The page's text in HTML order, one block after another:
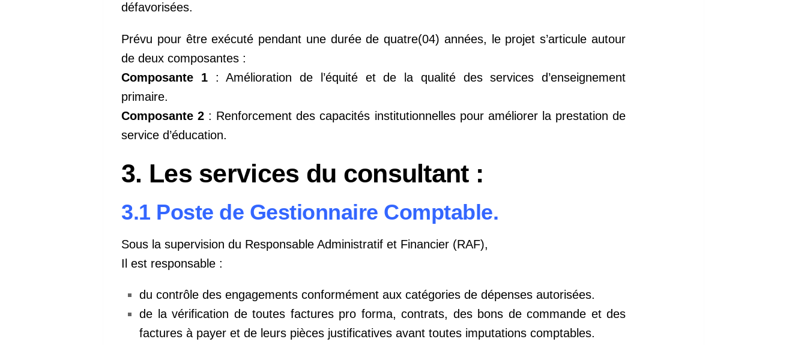
défavorisées.
Prévu pour être exécuté pendant une durée de quatre(04) années, le projet s’articule autour
de deux composantes :
Composante 1: Amélioration de l’équité et de la qualité des services d’enseignement
primaire.
Composante 2 : Renforcement des capacités institutionnelles pour améliorer la prestation de
service d’éducation.
3. Les services du consultant :
3.1 Poste de Gestionnaire Comptable.
Sous la supervision du Responsable Administratif et Financier (RAF),
Il est responsable :
du contrôle des engagements conformément aux catégories de dépenses autorisées.
de la vérification de toutes factures pro forma, contrats, des bons de commande et des
factures à payer et de leurs pièces justificatives avant toutes imputations comptables.